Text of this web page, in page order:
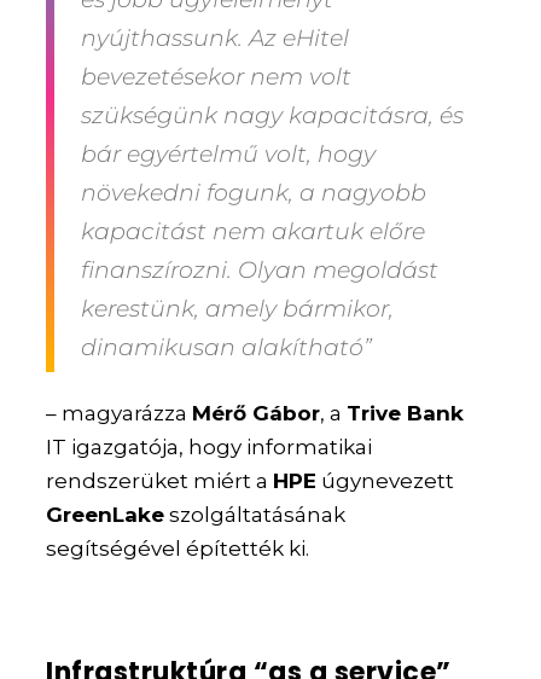
nyújthassunk. Az eHitel
bevezetésekor nem volt
szükségünk nagy kapacitásra, és
bár egyértelmű volt, hogy
növekedni fogunk, a nagyobb
kapacitást nem akartuk előre
finanszírozni. Olyan megoldást
kerestünk, amely bármikor,
dinamikusan alakítható”
– magyarázza Mérő Gábor, a Trive Bank
IT igazgatója, hogy informatikai
rendszerüket miért a HPE úgynevezett
GreenLake szolgáltatásának
segítségével építették ki.